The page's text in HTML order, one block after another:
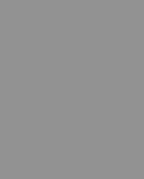
كسر ماسورة